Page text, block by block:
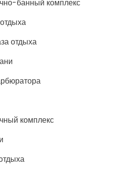
банный комплекс
отдыха
комплекс